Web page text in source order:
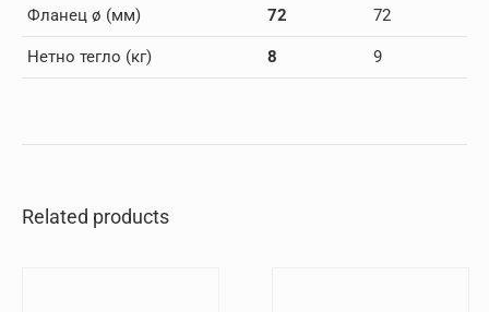
Фланец ø (мм) 72 72
Нетно тегло (кг) 8 9
Related products